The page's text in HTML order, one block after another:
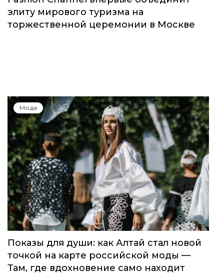
элиту мирового туризма на
торжественной церемонии в Москве
Мода
Показы для души: как Алтай стал новой
точкой на карте российской моды —
Там, где вдохновение само находит